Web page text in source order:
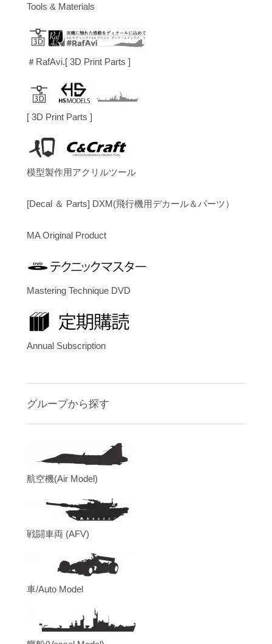
Tools & Materials
＃RafAvi.[ 3D Print Parts ]
[ 3D Print Parts ]
模型製作用アクリルツール
[Decal ＆ Parts] DXM(飛行機用デカール＆パーツ）
MA Original Product
Mastering Technique DVD
Annual Subscription
グループから探す
航空機(Air Model)
戦闘車両 (AFV)
車/Auto Model